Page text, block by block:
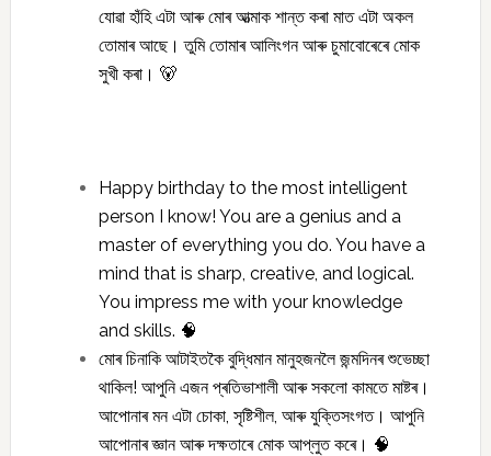
যোৱা হাঁহি এটা আৰু মোৰ আত্মাক শান্ত কৰা মাত এটা অকল
তোমাৰ আছে। তুমি তোমাৰ আলিংগন আৰু চুমাবোৰেৰে মোক
সুখী কৰা। 🐻
Happy birthday to the most intelligent
person I know! You are a genius and a
master of everything you do. You have a
mind that is sharp, creative, and logical.
You impress me with your knowledge
and skills. 🧠
মোৰ চিনাকি আটাইতকৈ বুদ্ধিমান মানুহজনলৈ জন্মদিনৰ শুভেচ্ছা
থাকিল! আপুনি এজন প্ৰতিভাশালী আৰু সকলো কামতে মাষ্টৰ।
আপোনাৰ মন এটা চোকা, সৃষ্টিশীল, আৰু যুক্তিসংগত। আপুনি
আপোনাৰ জ্ঞান আৰু দক্ষতাৰে মোক আপ্লুত কৰে। 🧠